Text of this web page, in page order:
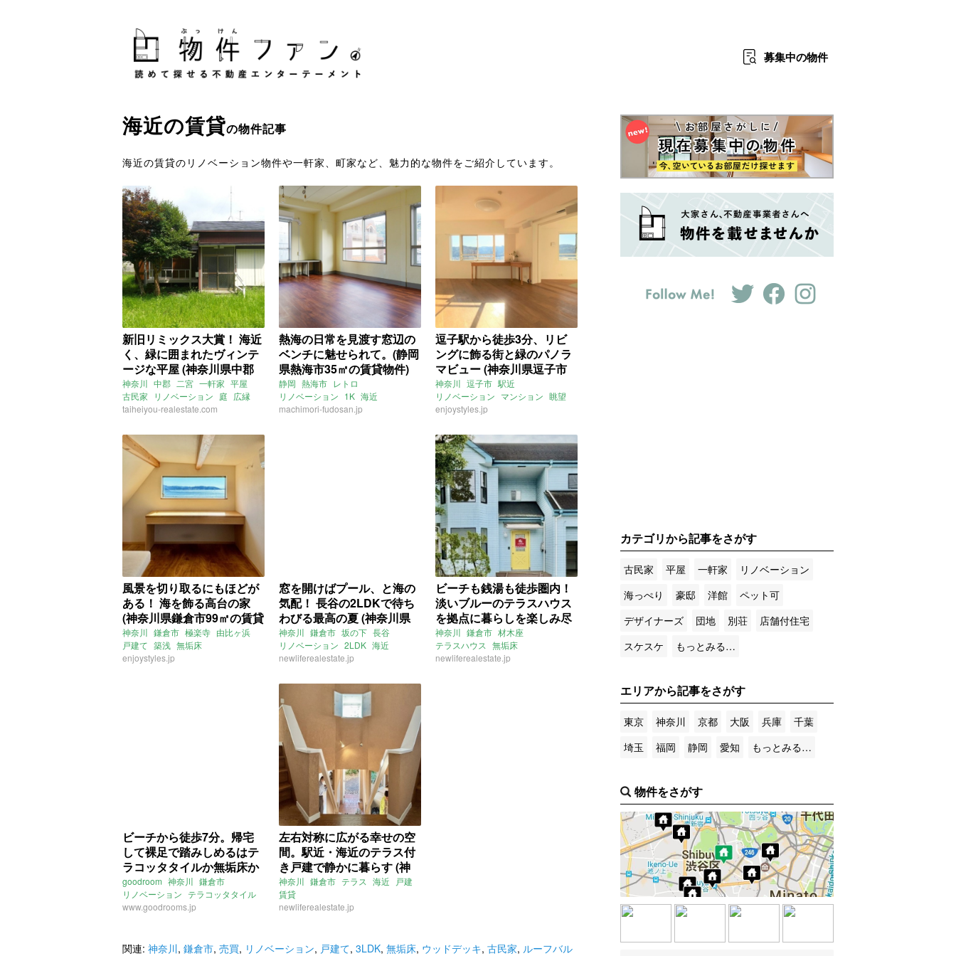
募集中の物件
海近の賃貸の物件記事
海近の賃貸のリノベーション物件や一軒家、町家など、魅力的な物件をご紹介しています。
新旧リミックス大賞！ 海近
く、緑に囲まれたヴィンテ
ージな平屋 (神奈川県中郡
59㎡の賃貸物件)
神奈川 中郡 二宮 一軒家 平屋
古民家
リノベーション 庭 広縁
レトロ 2DK 海近
taiheiyou-realestate.com
熱海の日常を見渡す窓辺の
ベンチに魅せられて。(静岡
県熱海市35㎡の賃貸物件)
静岡 熱海市 レトロ
リノベーション 1K 海近
一人暮らし セカンドハウス
machimori-fudosan.jp
逗子駅から徒歩3分、リビ
ングに飾る街と緑のパノラ
マビュー (神奈川県逗子市
84㎡の賃貸物件)
神奈川 逗子市 駅近
リノベーション マンション 眺望
海近 無垢床
enjoystyles.jp
風景を切り取るにもほどが
ある！ 海を飾る高台の家
(神奈川県鎌倉市99㎡の賃貸
物件)
神奈川 鎌倉市 極楽寺 由比ヶ浜
戸建て 築浅 無垢床
ルーフバルコニー
enjoystyles.jp
窓を開けばプール、と海の
気配！ 長谷の2LDKで待ち
わびる最高の夏 (神奈川県
鎌倉市54㎡の賃貸物件)
神奈川 鎌倉市 坂の下 長谷
リノベーション 2LDK 海近
プール バルコニー
newliferealestate.jp
ビーチも銭湯も徒歩圏内！
淡いブルーのテラスハウス
を拠点に暮らしを楽しみ尽
くす (神奈川県鎌倉市78㎡
の賃貸物件)
神奈川 鎌倉市 材木座
テラスハウス 無垢床
ベイウィンドウ
海近
newliferealestate.jp
ビーチから徒歩7分。帰宅
して裸足で踏みしめるはテ
ラコッタタイルか無垢床か
(神奈川県鎌倉市35㎡の賃貸
物件)
goodroom 神奈川 鎌倉市
リノベーション テラコッタタイル
無垢床 海近 賃貸
www.goodrooms.jp
左右対称に広がる幸せの空
間。駅近・海近のテラス付
き戸建で静かに暮らす (神
奈川県鎌倉市93㎡の賃貸物
件)
神奈川 鎌倉市 テラス 海近
戸建
賃貸
newliferealestate.jp
関連: 神奈川, 鎌倉市, 売買, リノベーション, 戸建て, 3LDK, 無垢床, ウッドデッキ, 古民家, ルーフバル
カテゴリから記事をさがす
古民家 平屋 一軒家
リノベーション
海っぺり
豪邸 洋館
ペット可
デザイナーズ
団地 別荘
店舗付住宅
スケスケ
もっとみる…
エリアから記事をさがす
東京 神奈川 京都 大阪 兵庫
千葉
埼玉
福岡 静岡 愛知 もっとみる…
物件をさがす